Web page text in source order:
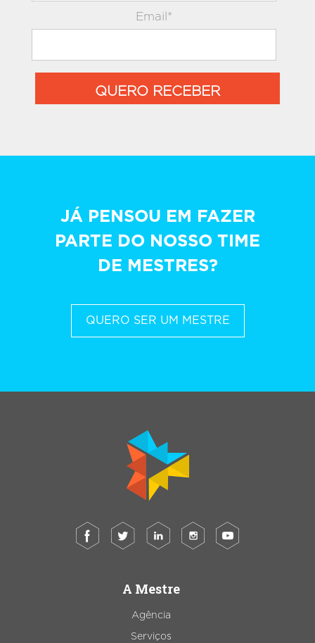
Email*
QUERO RECEBER
JÁ PENSOU EM FAZER
PARTE DO NOSSO TIME
DE MESTRES?
QUERO SER UM MESTRE
A Mestre
Agência
Serviços